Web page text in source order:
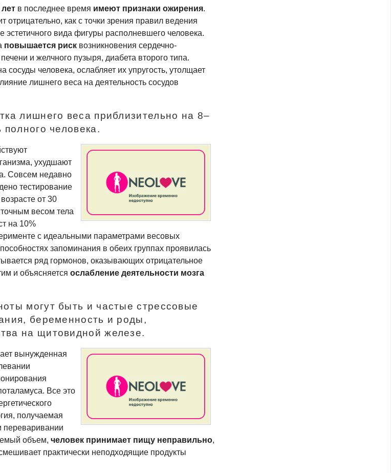
лет в последнее время имеют признаки ожирения.
отрицательно, как с точки зрения правил ведения
эстетичного вида фигуры располневшего человека.
повышается риск возникновениясердечно-
и желчного пузыря, диабета второго типа.
сосуды человека, ослабляет их упругость, утолщает
лишнего веса на деятельность сосудов
лишнего веса приблизительно на 8–
человека.
ухудшают
Совсем недавно
тестирование
от 30
весом тела
на 10%
с идеальными параметрами весовых
запоминания в обеих группах проявилась
ряд гормонов, оказывающих отрицательное
и объясняетсяослабление деятельности мозга
могут быть и частые стрессовые
беременность и роды,
на щитовидной железе.
вынужденная
Все это
получаемая
переваривании
объем,человек принимает пищу неправильно,
практически неподходящие продукты